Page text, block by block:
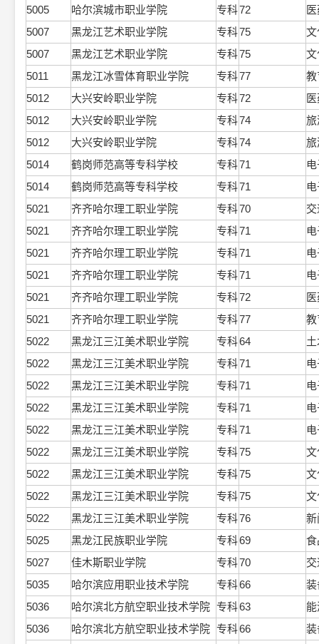
5005
哈尔滨城市职业学院 专科72
5007
黑龙江艺术职业学院 专科75
文
5007
黑龙江艺术职业学院 专科75
文
5011
黑龙江冰雪体育职业学院 专科77
教
5012
大兴安岭职业学院 专科72
5012
大兴安岭职业学院 专科74
旅
5012
大兴安岭职业学院 专科74
旅
5014
鹤岗师范高等专科学校 专科71
5014
鹤岗师范高等专科学校 专科71
5021
齐齐哈尔理工职业学院 专科70
5021
齐齐哈尔理工职业学院 专科71
5021
齐齐哈尔理工职业学院 专科71
5021
齐齐哈尔理工职业学院 专科71
5021
齐齐哈尔理工职业学院 专科72
5021
齐齐哈尔理工职业学院 专科77
教
5022
黑龙江三江美术职业学院 专科64
5022
黑龙江三江美术职业学院 专科71
5022
黑龙江三江美术职业学院 专科71
5022
黑龙江三江美术职业学院 专科71
5022
黑龙江三江美术职业学院 专科71
5022
黑龙江三江美术职业学院 专科75
文
5022
黑龙江三江美术职业学院 专科75
文
5022
黑龙江三江美术职业学院 专科75
文
5022
黑龙江三江美术职业学院 专科76
新
5025
黑龙江民族职业学院 专科69
食
5027
佳木斯职业学院 专科70
5035
哈尔滨应用职业技术学院 专科66
装
5036
哈尔滨北方航空职业技术学院 专科63
5036
哈尔滨北方航空职业技术学院 专科66
装